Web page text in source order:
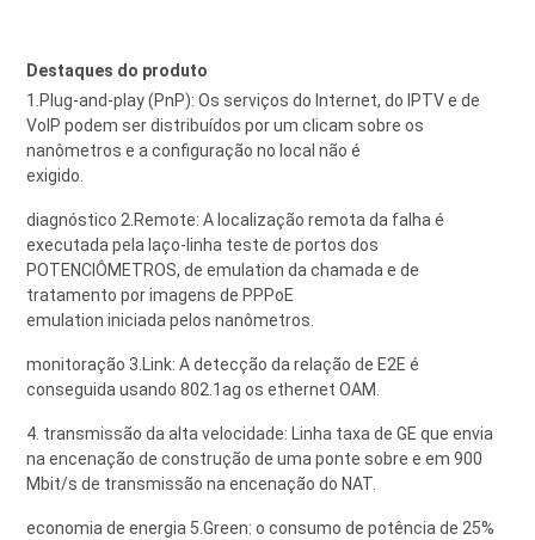
Destaques do produto
1.Plug-and-play (PnP): Os serviços do Internet, do IPTV e de
VoIP podem ser distribuídos por um clicam sobre os
nanômetros e a configuração no local não é
exigido.
diagnóstico 2.Remote: A localização remota da falha é
executada pela laço-linha teste de portos dos
POTENCIÔMETROS, de emulation da chamada e de
tratamento por imagens de PPPoE
emulation iniciada pelos nanômetros.
monitoração 3.Link: A detecção da relação de E2E é
conseguida usando 802.1ag os ethernet OAM.
4. transmissão da alta velocidade: Linha taxa de GE que envia
na encenação de construção de uma ponte sobre e em 900
Mbit/s de transmissão na encenação do NAT.
economia de energia 5.Green: o consumo de potência de 25%